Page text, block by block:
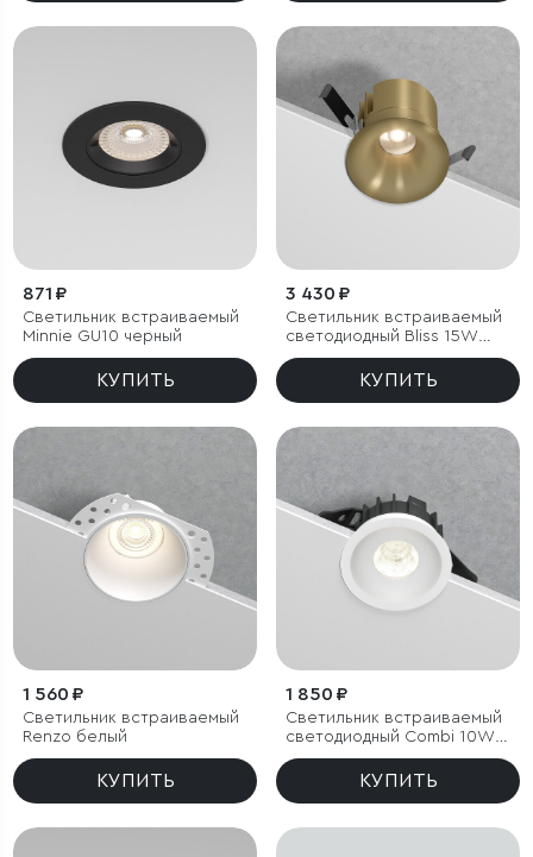
871 ₽
Светильник встраиваемый
Minnie GU10 черный
КУПИТЬ
3 430 ₽
Светильник встраиваемый
светодиодный Bliss 15W
4000K латунь
КУПИТЬ
1 560 ₽
Светильник встраиваемый
Renzo белый
КУПИТЬ
1 850 ₽
Светильник встраиваемый
светодиодный Combi 10W
4000K белый
КУПИТЬ